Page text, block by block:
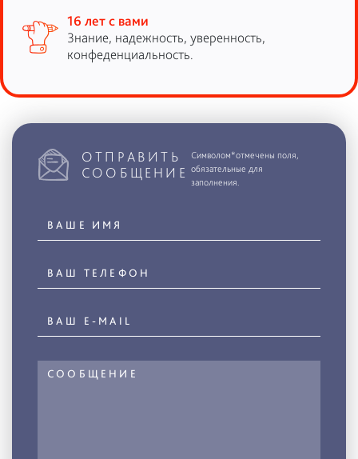
16 лет с вами
Знание, надежность, уверенность,
конфеденциальность.
ОТПРАВИТЬ
СООБЩЕНИЕ
Символом*отмечены поля,
обязательные для
заполнения.